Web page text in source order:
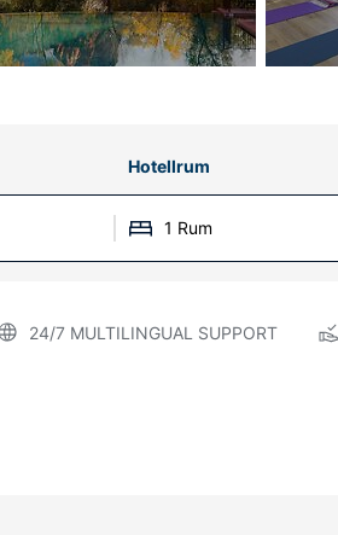
Hotellrum
1 Rum
24/7 MULTILINGUAL SUPPORT